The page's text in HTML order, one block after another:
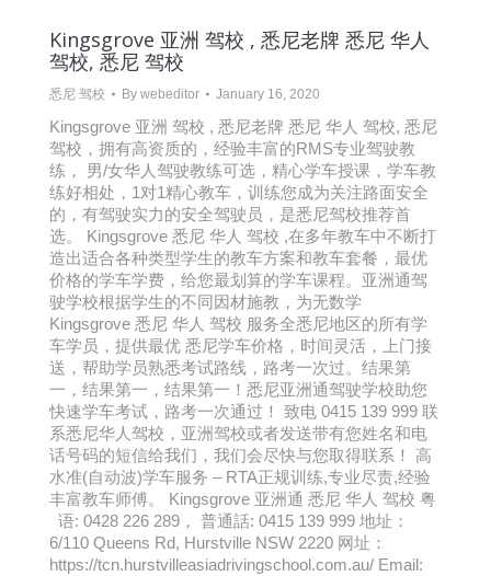
Kingsgrove 亚洲 驾校 , 悉尼老牌 悉尼 华人
驾校, 悉尼 驾校
悉尼 驾校 By webeditor January 16, 2020
Kingsgrove 亚洲 驾校 , 悉尼老牌 悉尼 华人 驾校, 悉尼
驾校，拥有高资质的，经验丰富的RMS专业驾驶教
练， 男/女华人驾驶教练可选，精心学车授课，学车教
练好相处，1对1精心教车，训练您成为关注路面安全
的，有驾驶实力的安全驾驶员，是悉尼驾校推荐首
选。 Kingsgrove 悉尼 华人 驾校 ,在多年教车中不断打
造出适合各种类型学生的教车方案和教车套餐，最优
价格的学车学费，给您最划算的学车课程。亚洲通驾
驶学校根据学生的不同因材施教，为无数学
Kingsgrove 悉尼 华人 驾校 服务全悉尼地区的所有学
车学员，提供最优 悉尼学车价格，时间灵活，上门接
送，帮助学员熟悉考试路线，路考一次过。结果第
一，结果第一，结果第一！悉尼亚洲通驾驶学校助您
快速学车考试，路考一次通过！ 致电 0415 139 999 联
系悉尼华人驾校，亚洲驾校或者发送带有您姓名和电
话号码的短信给我们，我们会尽快与您取得联系！ 高
水准(自动波)学车服务 – RTA正规训练,专业尽责,经验
丰富教车师傅。 Kingsgrove 亚洲通 悉尼 华人 驾校 粤
语: 0428 226 289， 普通話: 0415 139 999 地址：
6/110 Queens Rd, Hurstville NSW 2220 网址：
https://tcn.hurstvilleasiadrivingschool.com.au/ Email: